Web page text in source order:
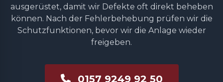
ausgerüstet, damit wir Defekte oft direkt beheben
können. Nach der Fehlerbehebung prüfen wir die
Schutzfunktionen, bevor wir die Anlage wieder
freigeben.
0157 9249 92 50